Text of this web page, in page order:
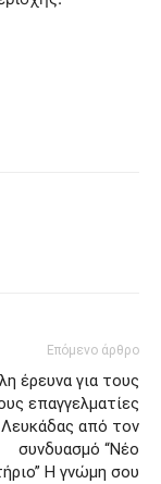
Επόμενο άρθρο
έρευνα για τους
επαγγελματίες
από τον
συνδυασμό “Νέο
Η γνώμη σου